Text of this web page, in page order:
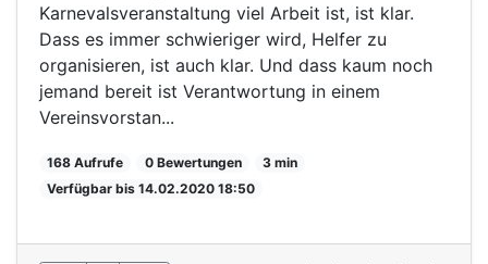
Karnevalsveranstaltung viel Arbeit ist, ist klar.
Dass es immer schwieriger wird, Helfer zu
organisieren, ist auch klar. Und dass kaum noch
jemand bereit ist Verantwortung in einem
Vereinsvorstan...
168 Aufrufe 0 Bewertungen
3 min
Verfügbar bis 14.02.2020 18:50